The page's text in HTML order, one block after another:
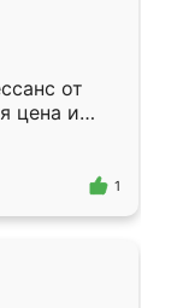
от
цена и
1